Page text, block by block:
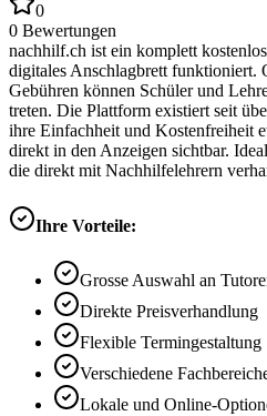
0
0 Bewertungen
nachhilf.ch ist ein komplett
digitales Anschlagbrett funktioniert.
Gebühren können Schüler und
treten. Die Plattform existiert seit
ihre Einfachheit und Kostenfreiheit
direkt in den Anzeigen sichtbar.
die direkt mit Nachhilfelehrern
Ihre Vorteile:
Grosse Auswahl an
Direkte Preisverhandlung
Flexible Termingestaltung
Verschiedene
Lokale und Online-